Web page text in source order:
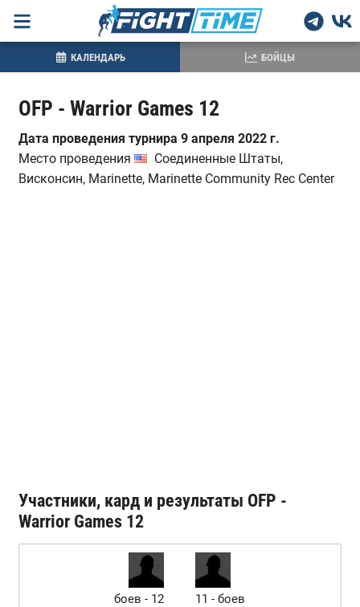
OFP - Warrior Games 12
Дата проведения турнира 9 апреля 2022 г.
Место проведения
Соединенные Штаты,
Висконсин, Marinette, Marinette Community Rec Center
Участники, кард и результаты OFP -
Warrior Games 12
боев - 12
11 - боев
КАЛЕНДАРЬ БОЙЦЫ